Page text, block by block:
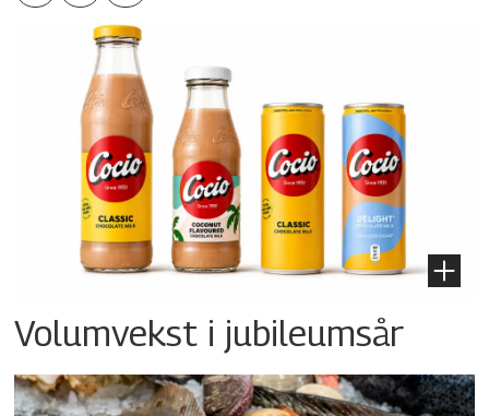
Volumvekst i jubileumsår